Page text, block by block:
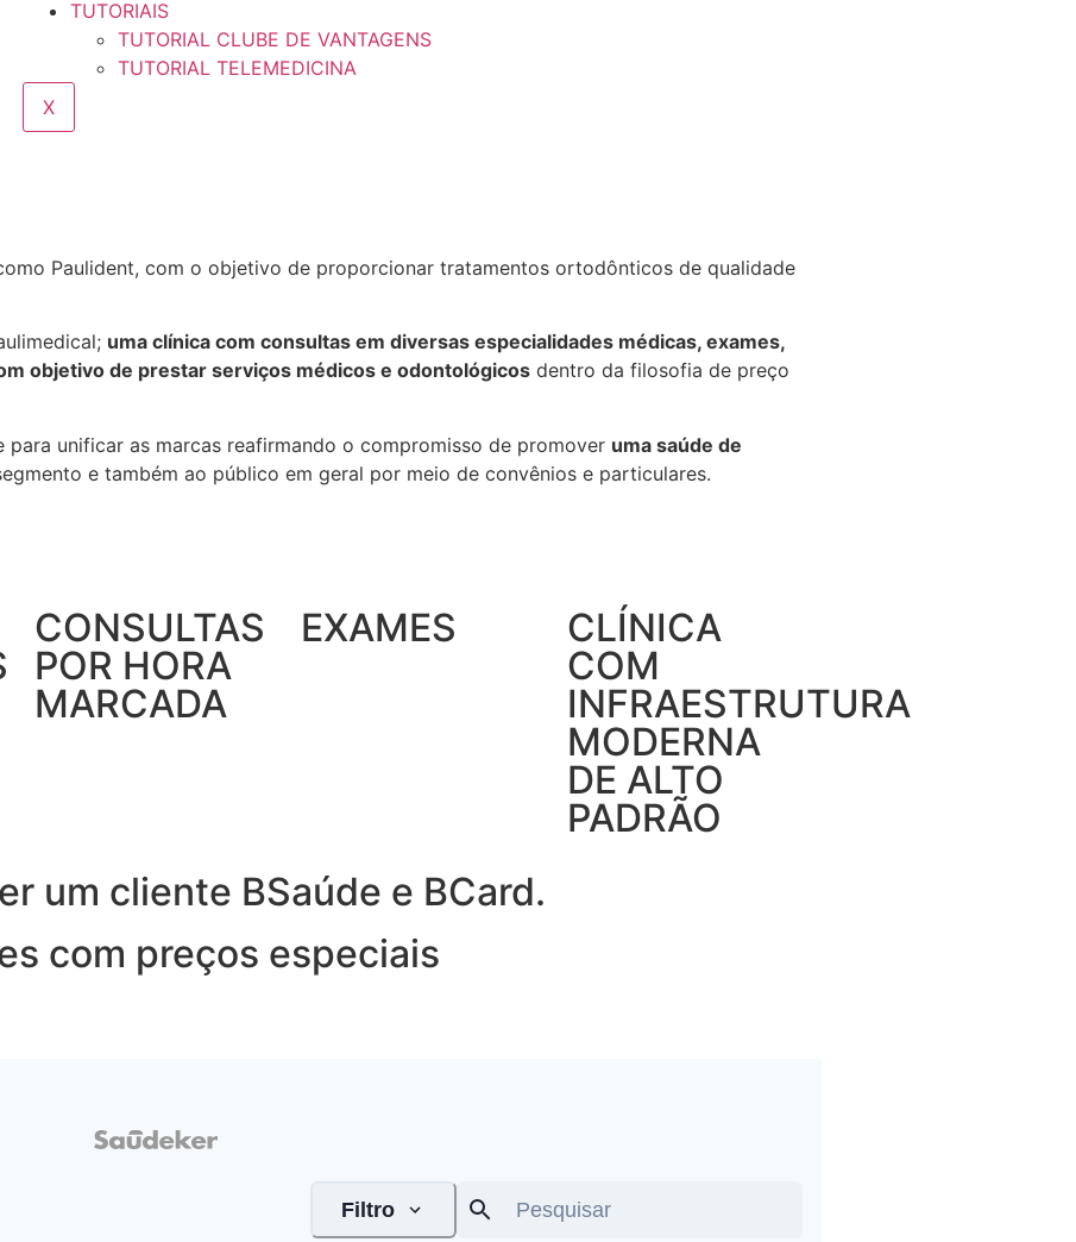
TUTORIAIS
TUTORIAL CLUBE DE VANTAGENS
TUTORIAL TELEMEDICINA
X
Paulident, com o objetivo de proporcionar tratamentos ortodônticos de qualidade
uma clínica com consultas em diversas especialidades médicas, exames,
objetivo de prestar serviços médicos e odontológicos dentro da filosofia de preço
para unificar as marcas reafirmando o compromisso de promover uma saúde de
e também ao público em geral por meio de convênios e particulares.
CONSULTAS
POR HORA
MARCADA
EXAMES
CLÍNICA
COM
INFRAESTRUTURA
MODERNA
DE ALTO
PADRÃO
um cliente BSaúde e BCard.
com preços especiais